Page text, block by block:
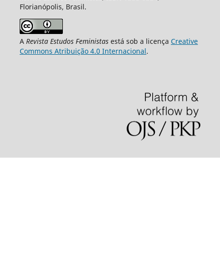
Florianópolis, Brasil.
A Revista Estudos Feministasestá sob a licença Creative
Commons Atribuição 4.0 Internacional.